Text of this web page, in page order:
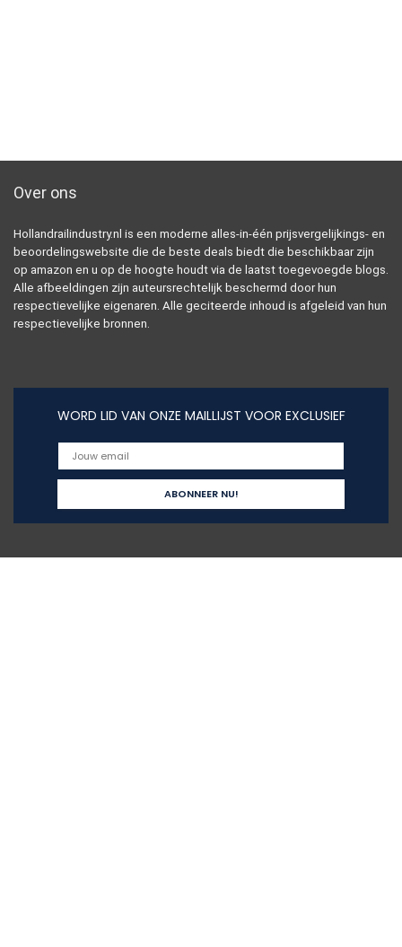
Over ons
Hollandrailindustry.nl is een moderne alles-in-één prijsvergelijkings- en
beoordelingswebsite die de beste deals biedt die beschikbaar zijn
op amazon en u op de hoogte houdt via de laatst toegevoegde blogs.
Alle afbeeldingen zijn auteursrechtelijk beschermd door hun
respectievelijke eigenaren. Alle geciteerde inhoud is afgeleid van hun
respectievelijke bronnen.
WORD LID VAN ONZE MAILLIJST VOOR EXCLUSIEF